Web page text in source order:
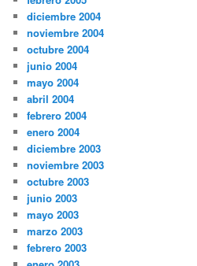
diciembre 2004
noviembre 2004
octubre 2004
junio 2004
mayo 2004
abril 2004
febrero 2004
enero 2004
diciembre 2003
noviembre 2003
octubre 2003
junio 2003
mayo 2003
marzo 2003
febrero 2003